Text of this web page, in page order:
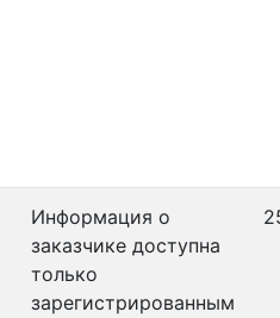
Информация о
заказчике доступна
только
зарегистрированным